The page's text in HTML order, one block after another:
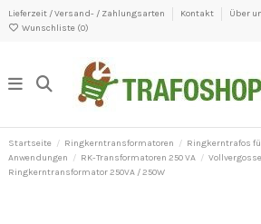
Lieferzeit / Versand- / Zahlungsarten Kontakt Über
Wunschliste (0)
Startseite Ringkerntransformatoren
Ringkerntrafos
Anwendungen
RK-Transformatoren 250 VA
Ringkerntransformator 250VA / 250W